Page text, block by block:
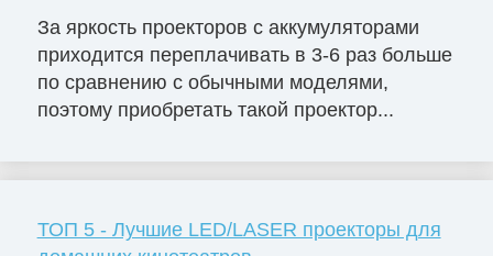
За яркость проекторов с аккумуляторами
приходится переплачивать в 3-6 раз больше
по сравнению с обычными моделями,
поэтому приобретать такой проектор...
ТОП 5 - Лучшие LED/LASER проекторы для